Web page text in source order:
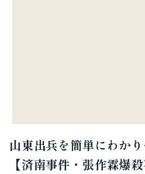
山東出兵を簡単にわか
【済南事件・張作霖爆